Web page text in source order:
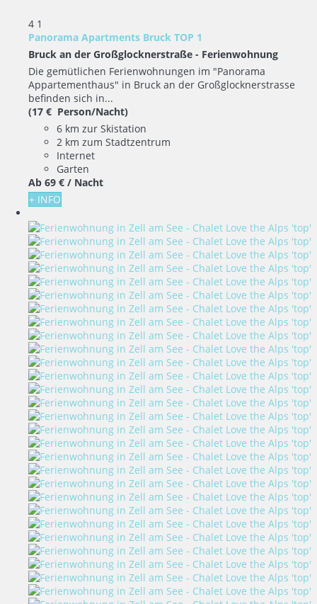
4 1
Panorama Apartments Bruck TOP 1
Bruck an der Großglocknerstraße - Ferienwohnung
Die gemütlichen Ferienwohnungen im "Panorama
Appartementhaus" in Bruck an der Großglocknerstrasse
befinden sich in...
(17 € Person/Nacht)
6 km zur Skistation
2 km zum Stadtzentrum
Internet
Garten
Ab 69 € / Nacht
+ INFO